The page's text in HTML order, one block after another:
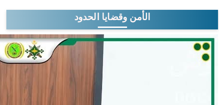
الأمن وقضايا الحدود